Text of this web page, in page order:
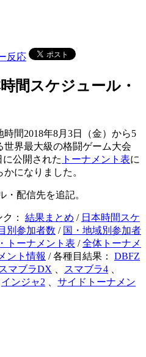
反応
間スケジュール・
間2018年8月3日（金）から5
世界最大級の格闘ゲーム大会
に公開された トーナメント表に
になりました。
・配信先を追記。
： 結果まとめ / 日本時間スケ
別参加者数 / 国・地域別参加者
トーナメント表 /全体トーナメ
ント情報 / 各種目結果： DBFZ
スマブラDX スマブラ4
インジャ2
サイドトーナメン